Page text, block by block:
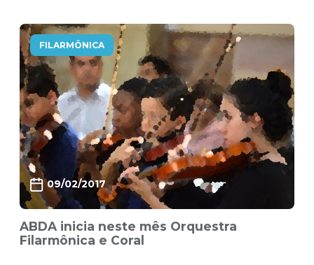
FILARMÔNICA
09/02/2017
ABDA inicia neste mês Orquestra
Filarmônica e Coral